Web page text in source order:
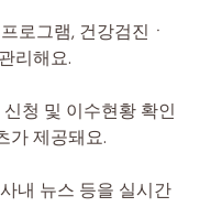
로그램, 건강검진ㆍ
리해요.
청 및 이수현황 확인
가 제공돼요.
내 뉴스 등을 실시간